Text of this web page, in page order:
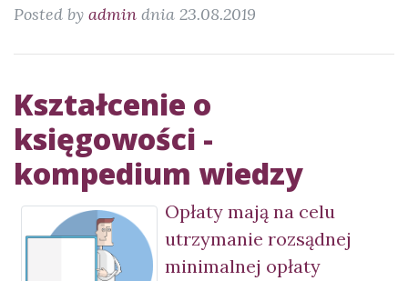
Posted by admin dnia 23.08.2019
Kształcenie o
księgowości -
kompedium wiedzy
Opłaty mają na celu
utrzymanie rozsądnej
minimalnej opłaty